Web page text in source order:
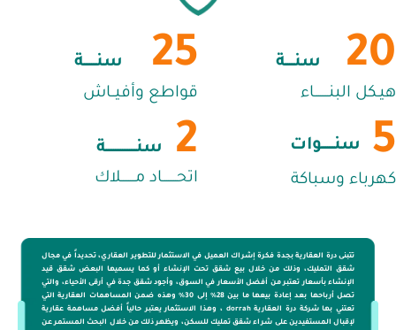
20 سنـــــة
هيـكل البنــــــــاء
25 سنـــــــة
قواطع وأفيــاش
5 سنـــــــوات
كهرباء وسباكة
2 سنـــــــــــــــــة
اتحــــــــاد مــــــــلاك
تتبنى درة العقارية بجدة فكرة إشراك العميل في الاستثمار للتطوير العقاري، تحديداً في مجال
شقق التمليك، وذلك من خلال بيع شقق تحت الإنشاء أو كما يسميها البعض شقق قيد
الإنشاء بأسعار تعتبر من أفضل الأسعار في السوق، وأجود شقق جدة في أرقى الأحياء، والتي
تصل أرباحها بعد إعادة بيعها ما بين 28% إلى 30% وهذه ضمن المساهمات العقارية التي
تعتني بها شركة درة العقارية dorrah ، وهذا الاستثمار يعتبر حالياً أفضل مساهمة عقارية
لإقبال المستفيدين على شراء شقق تمليك للسكن، ويظهر ذلك من خلال البحث المستمر عن